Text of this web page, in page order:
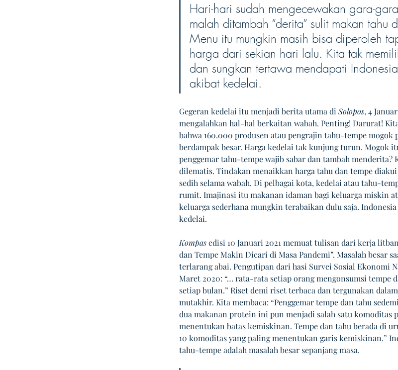
Hari-hari sudah mengecewakan gara-
malah ditambah “derita” sulit makan tahu
Menu itu mungkin masih bisa diperoleh
harga dari sekian hari lalu. Kita tak
dan sungkan tertawa mendapati
akibat kedelai.
Gegeran kedelai itu menjadi berita utama di Solopos, 4
mengalahkan hal-hal berkaitan wabah. Penting! Darurat!
bahwa 160.000 produsen atau pengrajin tahu-tempe mogok
berdampak besar. Harga kedelai tak kunjung turun. Mogok
penggemar tahu-tempe wajib sabar dan tambah menderita?
dilematis. Tindakan menaikkan harga tahu dan tempe
sedih selama wabah. Di pelbagai kota, kedelai atau tahu-
rumit. Imajinasi itu makanan idaman bagi keluarga miskin
keluarga sederhana mungkin terabaikan dulu saja.
kedelai.
Kompas edisi 10 Januari 2021 memuat tulisan dari kerja
dan Tempe Makin Dicari di Masa Pandemi”. Masalah besar
terlarang abai. Pengutipan dari hasi Survei Sosial Ekonomi
Maret 2020: “… rata-rata setiap orang mengonsumsi tempe
setiap bulan.” Riset demi riset terbaca dan tergunakan
mutakhir. Kita membaca: “Penggemar tempe dan tahu
dua makanan protein ini pun menjadi salah satu komoditas
menentukan batas kemiskinan. Tempe dan tahu berada di
10 komoditas yang paling menentukan garis kemiskinan.”
tahu-tempe adalah masalah besar sepanjang masa.